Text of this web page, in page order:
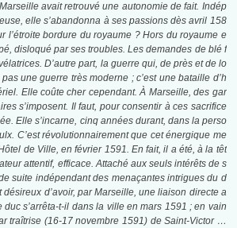
avait retrouvé une autonomie de fait. Indép
elle s’abandonna à ses passions dès avril 158
l’étroite bordure du royaume ? Hors du royaume e
disloqué par ses troubles. Les demandes de blé f
D’autre part, la guerre qui, de près et de lo
une guerre très moderne ; c’est une bataille d’h
Elle coûte cher cependant. À Marseille, des gar
s’imposent. Il faut, pour consentir à ces sacrifice
Elle s’incarne, cinq années durant, dans la perso
C’est révolutionnairement que cet énergique me
de Ville, en février 1591. En fait, il a été, à la têt
attentif, efficace. Attaché aux seuls intérêts de s
suite indépendant des menaçantes intrigues du d
d’avoir, par Marseille, une liaison directe a
duc s’arrêta-t-il dans la ville en mars 1591 ; en vain
traîtrise (16-17 novembre 1591) de Saint-Victor …